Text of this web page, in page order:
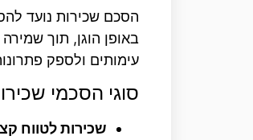
הסכם שכירות נועד
באופן הוגן, תוך
עימותים ולספק
סוגי הסכמי
שכירות לטווח